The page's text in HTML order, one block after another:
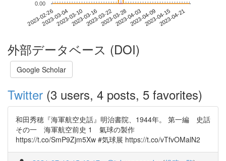
2023-02-262023-03-042023-03-102023-03-162023-03-222023-03-282023-04-032023-04-092023-04-152023-04-21
0.00
外部データベース (DOI)
Google Scholar
Twitter (3 users, 4 posts, 5 favorites)
和田秀穂『海軍航空史話』明治書院、1944年。 第一編 史話
その一 海軍航空前史 1 氣球の製作
https://t.co/SmP9Zjm5Xw #気球展 https://t.co/vTfvOMalN2